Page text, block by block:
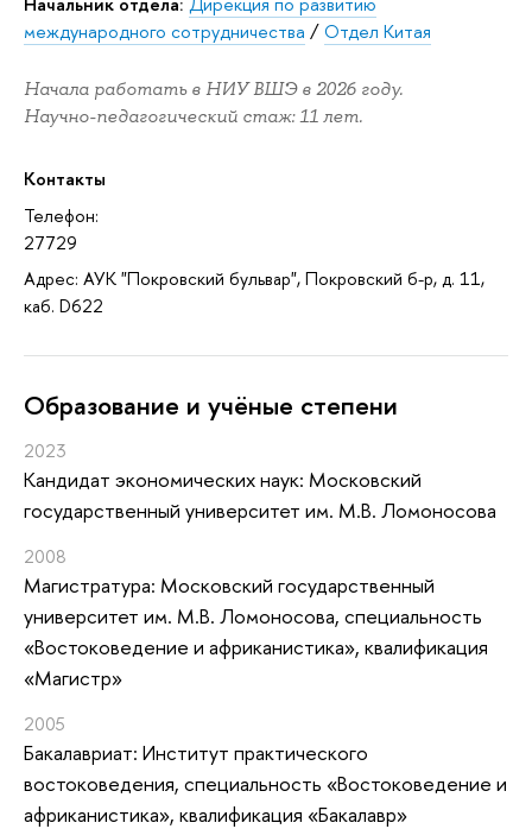
международного сотрудничества /Отдел Китая
Начала работать в НИУ ВШЭ в 2026 году.
Научно-педагогический стаж: 11 лет.
Контакты
Телефон:
27729
Адрес: АУК "Покровский бульвар", Покровский б-р, д. 11,
каб. D622
Oбразование и учёные степени
2023
Кандидат экономических наук: Московский
государственный университет им. М.В. Ломоносова
2008
Магистратура: Московский государственный
университет им. М.В. Ломоносова, специальность
«Востоковедение и африканистика», квалификация
«Магистр»
2005
Бакалавриат: Институт практического
востоковедения, специальность «Востоковедение и
африканистика», квалификация «Бакалавр»